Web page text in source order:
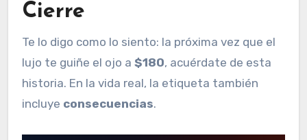
Cierre
Te lo digo como lo siento: la próxima vez que el
lujo te guiñe el ojo a $180, acuérdate de esta
historia. En la vida real, la etiqueta también
incluye consecuencias.